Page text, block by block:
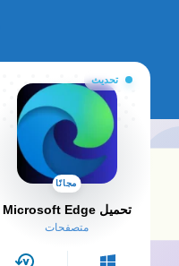
تحديث
مجانًا
تحميل Microsoft Edge
متصفحات